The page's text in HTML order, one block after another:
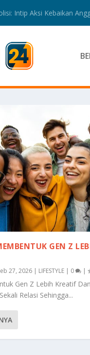
Intip Aksi Kebaikan
GEN Z
27, 2026 | LIFESTYLE | 0 |
Gen Z Lebih Kreatif Dan
Relasi Sehingga...